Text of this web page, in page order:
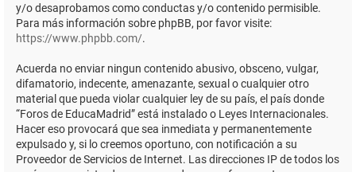
y/o desaprobamos como conductas y/o contenido permisible.
Para más información sobre phpBB, por favor visite:
https://www.phpbb.com/.
Acuerda no enviar ningun contenido abusivo, obsceno, vulgar,
difamatorio, indecente, amenazante, sexual o cualquier otro
material que pueda violar cualquier ley de su país, el país donde
“Foros de EducaMadrid” está instalado o Leyes Internacionales.
Hacer eso provocará que sea inmediata y permanentemente
expulsado y, si lo creemos oportuno, con notificación a su
Proveedor de Servicios de Internet. Las direcciones IP de todos los